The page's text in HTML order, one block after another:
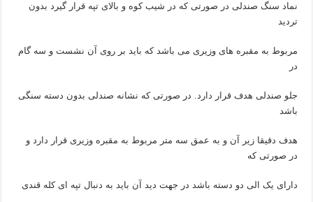
نماد سنگ صندلی در صورتی که در شیب کوه و بالای تپه قرار گیرد بدون
تردید
مربوط به مقبره های وزیری می باشد که باید بر روی آن نشست و سه گام
در
جلو صندلی هدف قرار دارد. در صورتی که نشانه صندلی بدون دسته سنگی
باشد
هدف دقیقا زیر آن و به عمق سه متر مربوط به مقبره وزیری قرار دارد و
در صورتی که
دارای یک الی دو دسته باشد در جهت دید آن باید به دنبال تپه ای کله قندی